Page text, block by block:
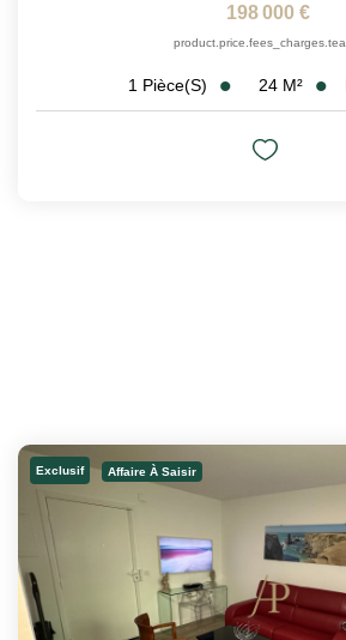
198 000 €
1 Pièce(s) 24 M²
Exclusif Affaire À Saisir